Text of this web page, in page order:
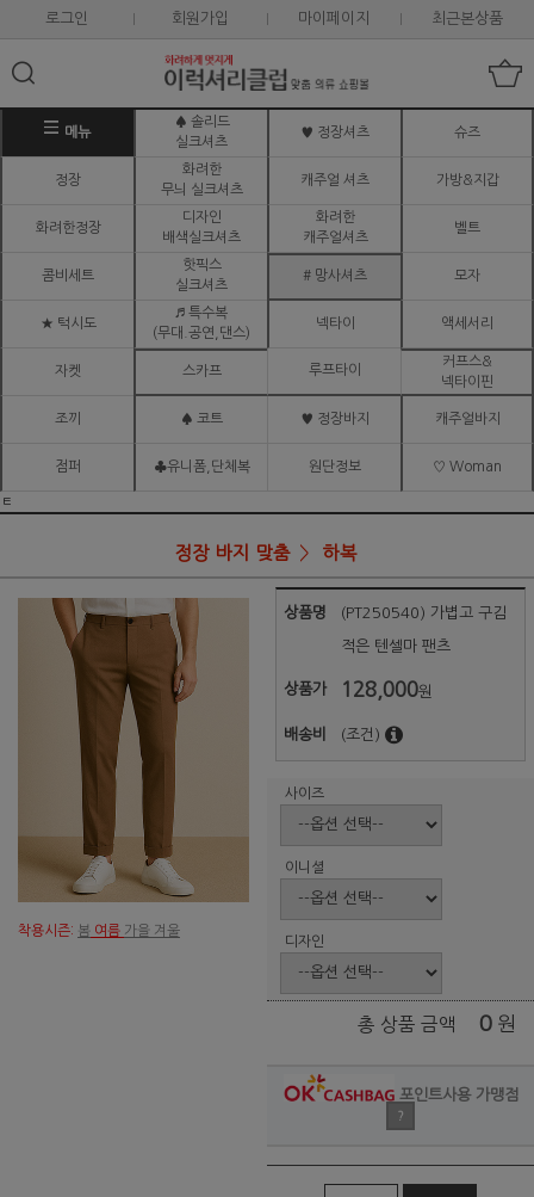
로그인 회원가입 마이페이지 최근본상품
메뉴
♠ 솔리드
실크셔츠
♥ 정장셔츠 슈즈
정장
화려한
무늬 실크셔츠
캐주얼 셔츠 가방&지갑
화려한정장
디자인
배색실크셔츠
화려한
캐주얼셔츠
벨트
콤비세트
핫픽스
실크셔츠
# 망사셔츠 모자
★ 턱시도
♬ 특수복
(무대.공연,댄스)
넥타이 액세서리
자켓 스카프 루프타이
커프스&
넥타이핀
조끼 ♠ 코트 ♥ 정장바지 캐주얼바지
점퍼 ♣유니폼,단체복 원단정보 ♡ Woman
ㅌ
정장 바지 맞춤 하복
착용시즌: 봄 여름 가을 겨울
상품명 (PT250540) 가볍고 구김
적은 텐셀마 팬츠
상품가 128,000원
배송비 (조건)
사이즈
이니셜
디자인
총 상품 금액 0 원
포인트사용 가맹점
?